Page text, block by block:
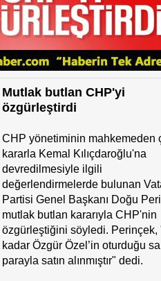
Mutlak butlan CHP'yi
özgürleştirdi
CHP yönetiminin mahkemeden
kararla Kemal Kılıçdaroğlu'na
devredilmesiyle ilgili
değerlendirmelerde bulunan
Partisi Genel Başkanı Doğu
mutlak butlan kararıyla CHP'nin
özgürleştiğini söyledi. Perinçek,
kadar Özgür Özel’in oturduğu
parayla satın alınmıştır" dedi.